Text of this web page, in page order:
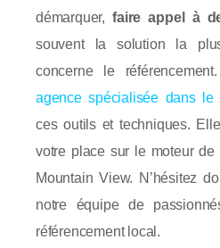
démarquer,faire appel à
souvent la solution la
concerne le
agence spécialisée dans le
ces outils et techniques.
votre place sur le moteur
Mountain View. N’hésitez
notre équipe de
référencement local.